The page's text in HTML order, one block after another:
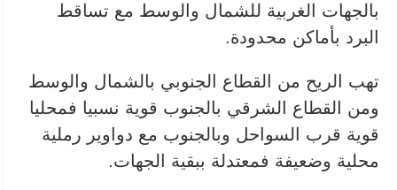
بالجهات الغربية للشمال والوسط مع تساقط
البرد بأماكن محدودة.
تهب الريح من القطاع الجنوبي بالشمال والوسط
ومن القطاع الشرقي بالجنوب قوية نسبيا فمحليا
قوية قرب السواحل وبالجنوب مع دواوير رملية
محلية وضعيفة فمعتدلة ببقية الجهات.